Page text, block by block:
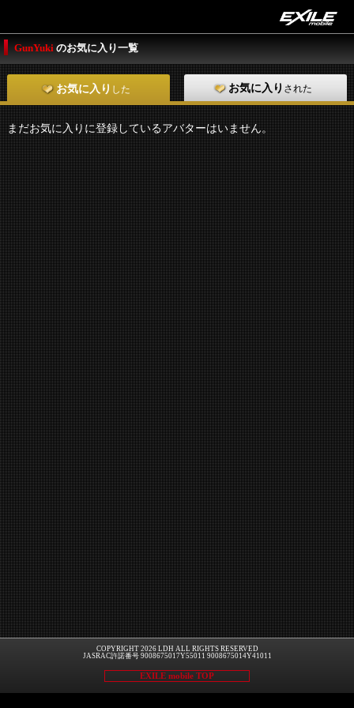
GunYuki のお気に入り一覧
お気に入り した お気に入り された
まだお気に入りに登録しているアバターはいません。
COPYRIGHT 2026 LDH ALL RIGHTS RESERVED
JASRAC許諾番号 9008675017Y55011 9008675014Y41011
EXILE mobile TOP